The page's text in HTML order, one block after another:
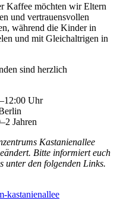
Kaffee möchten wir Eltern
und vertrauensvollen
während die Kinder in
und mit Gleichaltrigen in
sind herzlich
Uhr
Jahren
Kastanienallee
Bitte informiert euch
unter den folgenden Links.
kastanienallee